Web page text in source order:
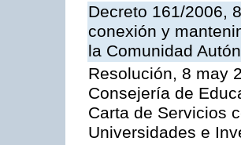
Decreto 161/2006,
conexión y
la Comunidad
Resolución, 8 may
Consejería de
Carta de Servicios
Universidades e